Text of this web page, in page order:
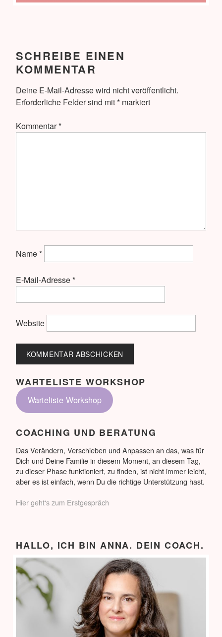
SCHREIBE EINEN
KOMMENTAR
Deine E-Mail-Adresse wird nicht veröffentlicht.
Erforderliche Felder sind mit* markiert
Kommentar*
Name*
E-Mail-Adresse*
Website
WARTELISTE WORKSHOP
Warteliste Workshop
COACHING UND BERATUNG
Das Verändern, Verschieben und Anpassen an das, was für
Dich und Deine Familie in diesem Moment, an diesem Tag,
zu dieser Phase funktioniert, zu finden, ist nicht immer leicht,
aber es ist einfach, wenn Du die richtige Unterstützung hast.
Hier geht‘s zum Erstgespräch
HALLO, ICH BIN ANNA. DEIN COACH.